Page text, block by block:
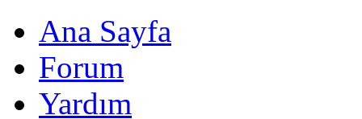
Ana Sayfa
Forum
Yardım